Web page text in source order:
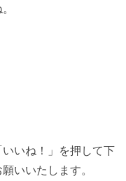
いね！」を押して下
いいたします。